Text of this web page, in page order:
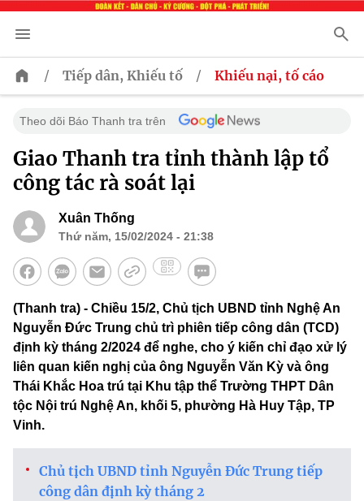
/ Tiếp dân, Khiếu tố / Khiếu nại, tố cáo
Theo dõi Báo Thanh tra trên
Giao Thanh tra tỉnh thành lập tổ
công tác rà soát lại
Xuân Thống
Thứ năm, 15/02/2024 - 21:38
(Thanh tra) - Chiều 15/2, Chủ tịch UBND tỉnh Nghệ An
Nguyễn Đức Trung chủ trì phiên tiếp công dân (TCD)
định kỳ tháng 2/2024 để nghe, cho ý kiến chỉ đạo xử lý
liên quan kiến nghị của ông Nguyễn Văn Kỳ và ông
Thái Khắc Hoa trú tại Khu tập thể Trường THPT Dân
tộc Nội trú Nghệ An, khối 5, phường Hà Huy Tập, TP
Vinh.
Chủ tịch UBND tỉnh Nguyễn Đức Trung tiếp
công dân định kỳ tháng 2